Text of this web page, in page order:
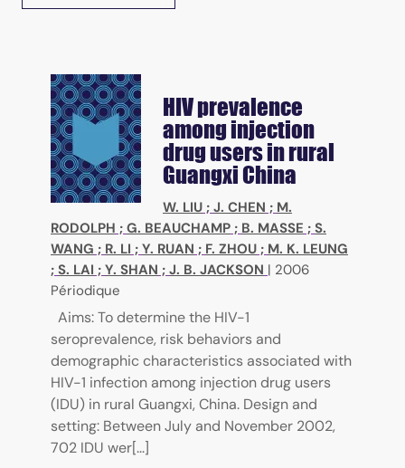
HIV prevalence
among injection
drug users in rural
Guangxi China
W. LIU ; J. CHEN ; M.
RODOLPH ; G. BEAUCHAMP ; B. MASSE ; S.
WANG ; R. LI ; Y. RUAN ; F. ZHOU ; M. K. LEUNG
; S. LAI ; Y. SHAN ; J. B. JACKSON | 2006
Périodique
Aims: To determine the HIV-1
seroprevalence, risk behaviors and
demographic characteristics associated with
HIV-1 infection among injection drug users
(IDU) in rural Guangxi, China. Design and
setting: Between July and November 2002,
702 IDU wer[...]